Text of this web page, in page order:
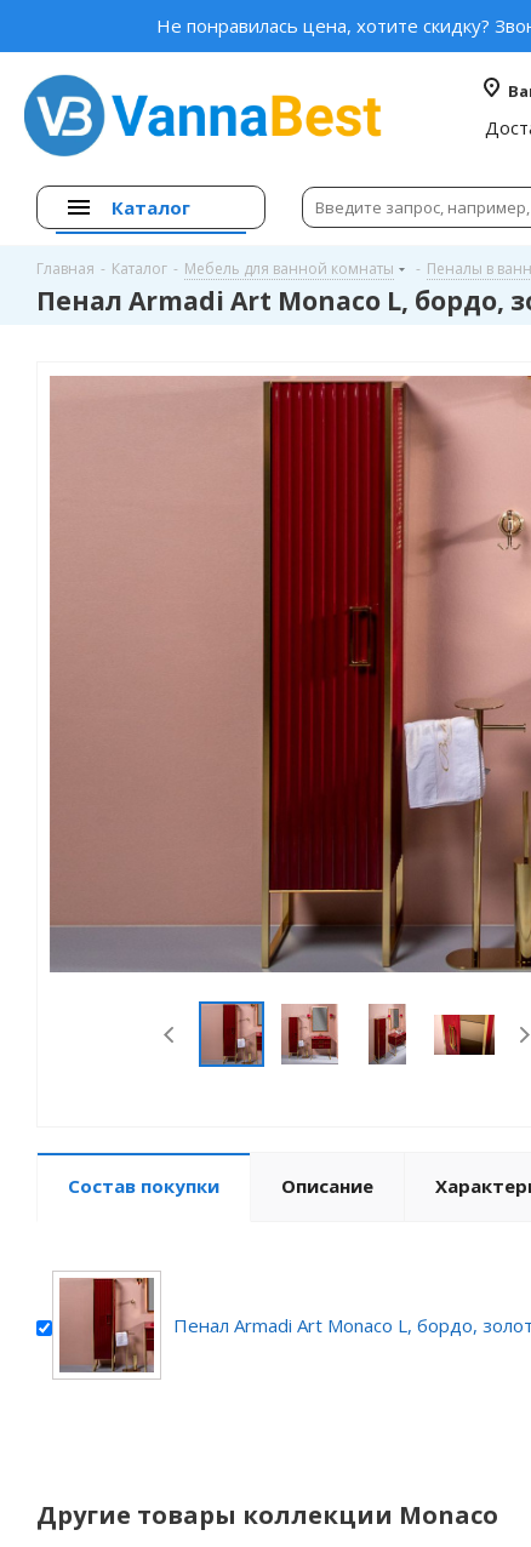
Не понравилась цена, хотите скидку?
Каталог
Главная - Каталог - Мебель для ванной комнаты - Пеналы в
Пенал Armadi Art Monaco L, бордо,
Состав покупки Описание
Пенал Armadi Art Monaco L, бордо,
Другие товары коллекции Monaco